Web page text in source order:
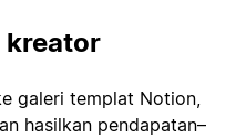
kreator
galeri templat Notion,
hasilkan pendapatan–